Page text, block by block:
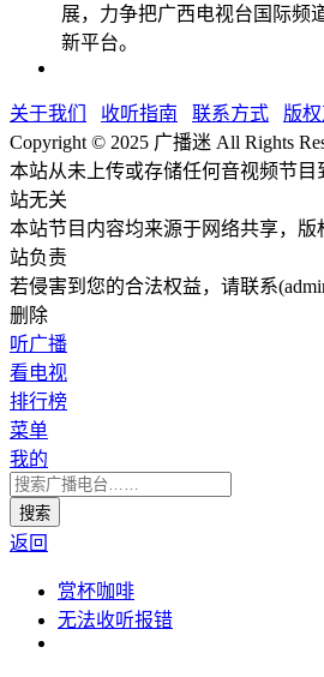
展，力争把广西电视台国际频
新平台。
关于我们 收听指南 联系方式 版
Copyright © 2025 广播迷 All Rights
本站从未上传或存储任何音视频节
站无关
本站节目内容均来源于网络共享，
站负责
若侵害到您的合法权益，请联系
删除
听广播
看电视
排行榜
菜单
我的
返回
赏杯咖啡
无法收听报错